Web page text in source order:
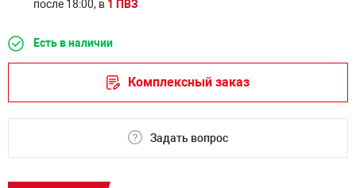
после 18:00, в 1 ПВЗ
Есть в наличии
Комплексный заказ
Задать вопрос